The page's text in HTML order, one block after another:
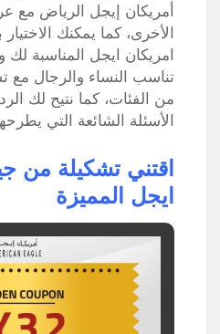
أمريكان إيجل الرياض مع
الأخرى، كما يمكنك
امريكان ايجل المناسبة لك
تناسب النساء والرجال مع
من الفئات، كما نتيح لك
الأسئلة الشائعة التي
اقتني تشكيلة من
ايجل المميزة